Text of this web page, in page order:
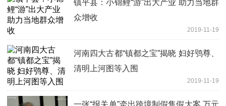
镇平县：小锦鲤“游”出大产业 助力当地群
众增收
2019-11-19
河南四大古都“镇都之宝”揭晓 妇好鸮尊、
清明上河图等入围
2019-11-19
一张“报关单”牵出跨境制假售假大案 万元